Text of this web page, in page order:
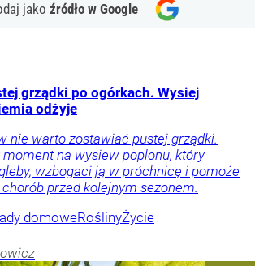
jako źródło w Google
grządki po ogórkach. Wysiej
odżyje
nie warto zostawiać pustej grządki.
na wysiew poplonu, który
wzbogaci ją w próchnicę i pomoże
przed kolejnym sezonem.
domoweRoślinyŻycie